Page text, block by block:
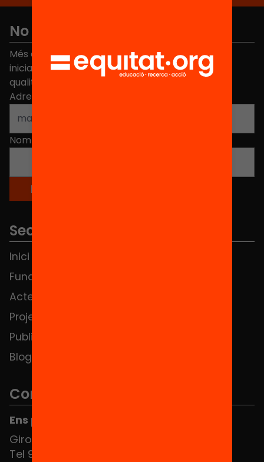
No et perdis res
Més de 40.000 persones ja han triat Equitat. Rep
iniciatives, propostes i projectes per millorar la
qualitat de l'educació a Catalunya.
Adreça electrònica
Nom
Seccions
Inici
Fundació
Actes
Projectes
Publicacions i vídeos
Blog
Contacte
Ens pots trobar al Hub Social
Girona 34, interior 08010 Barcelona
Tel 934 588 700